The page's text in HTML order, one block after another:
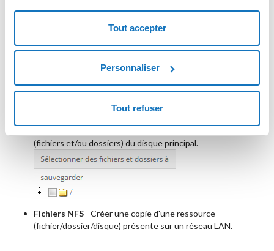
Tout accepter
Personnaliser
Tout refuser
(fichiers et/ou dossiers) du disque principal.
Fichiers NFS - Créer une copie d'une ressource
(fichier/dossier/disque) présente sur un réseau LAN.